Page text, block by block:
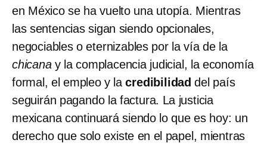
en México se ha vuelto una utopía. Mientras
las sentencias sigan siendo opcionales,
negociables o eternizables por la vía de la
chicanay la complacencia judicial, la economía
formal, el empleo y lacredibilidad del país
seguirán pagando la factura. La justicia
mexicana continuará siendo lo que es hoy: un
derecho que solo existe en el papel, mientras